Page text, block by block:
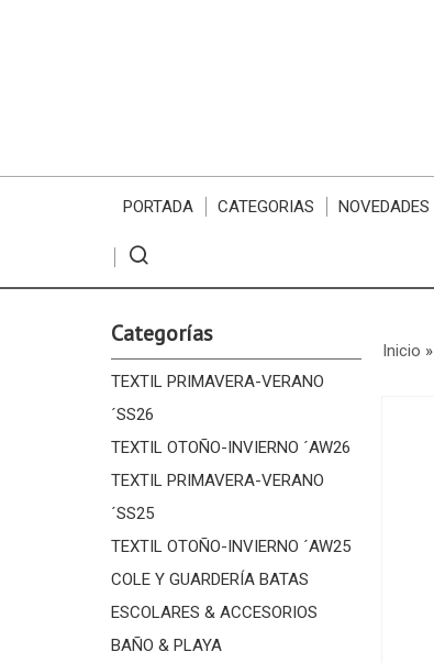
PORTADA CATEGORIAS NOVEDADES
Categorías
TEXTIL PRIMAVERA-VERANO
´SS26
TEXTIL OTOÑO-INVIERNO ´AW26
TEXTIL PRIMAVERA-VERANO
´SS25
TEXTIL OTOÑO-INVIERNO ´AW25
COLE Y GUARDERÍA BATAS
ESCOLARES & ACCESORIOS
BAÑO & PLAYA
Inicio »